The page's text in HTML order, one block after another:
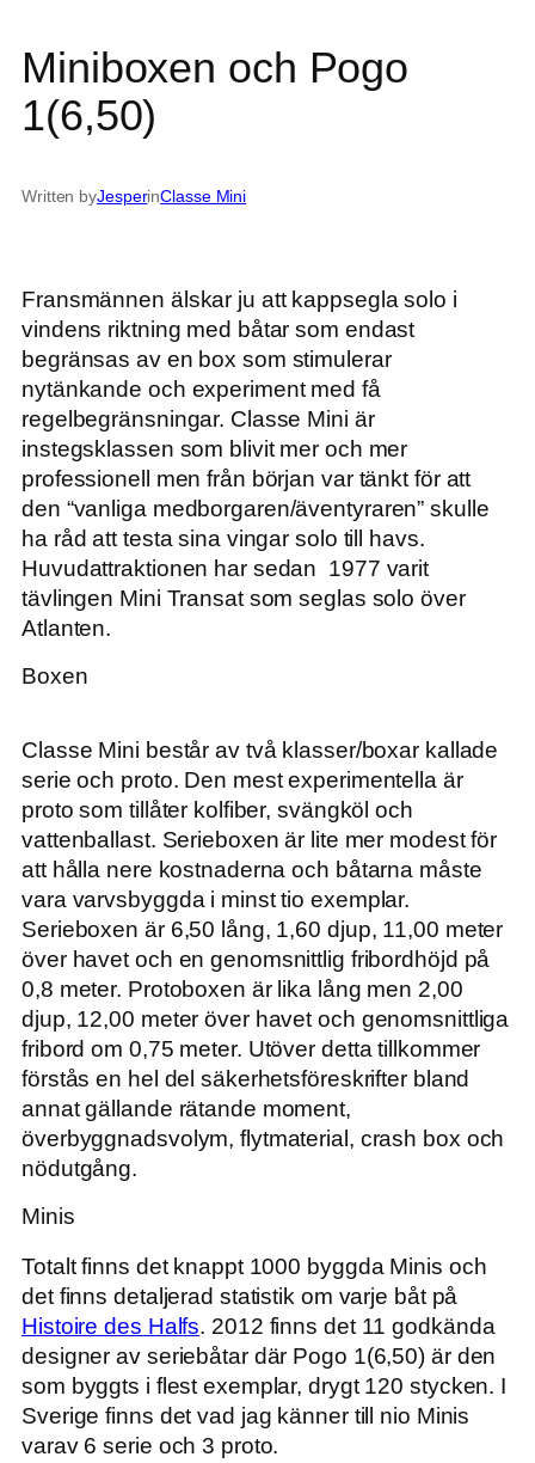
Miniboxen och Pogo
1(6,50)
Written byJesperinClasse Mini
Fransmännen älskar ju att kappsegla solo i
vindens riktning med båtar som endast
begränsas av en box som stimulerar
nytänkande och experiment med få
regelbegränsningar. Classe Mini är
instegsklassen som blivit mer och mer
professionell men från början var tänkt för att
den “vanliga medborgaren/äventyraren” skulle
ha råd att testa sina vingar solo till havs.
Huvudattraktionen har sedan 1977 varit
tävlingen Mini Transat som seglas solo över
Atlanten.
Boxen
Classe Mini består av två klasser/boxar kallade
serie och proto. Den mest experimentella är
proto som tillåter kolfiber, svängköl och
vattenballast. Serieboxen är lite mer modest för
att hålla nere kostnaderna och båtarna måste
vara varvsbyggda i minst tio exemplar.
Serieboxen är 6,50 lång, 1,60 djup, 11,00 meter
över havet och en genomsnittlig fribordhöjd på
0,8 meter. Protoboxen är lika lång men 2,00
djup, 12,00 meter över havet och genomsnittliga
fribord om 0,75 meter. Utöver detta tillkommer
förstås en hel del säkerhetsföreskrifter bland
annat gällande rätande moment,
överbyggnadsvolym, flytmaterial, crash box och
nödutgång.
Minis
Totalt finns det knappt 1000 byggda Minis och
det finns detaljerad statistik om varje båt på
Histoire des Halfs. 2012 finns det 11 godkända
designer av seriebåtar där Pogo 1(6,50) är den
som byggts i flest exemplar, drygt 120 stycken. I
Sverige finns det vad jag känner till nio Minis
varav 6 serie och 3 proto.